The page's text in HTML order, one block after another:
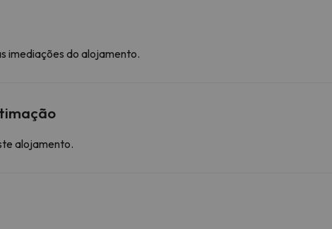
imediações do alojamento.
alojamento.